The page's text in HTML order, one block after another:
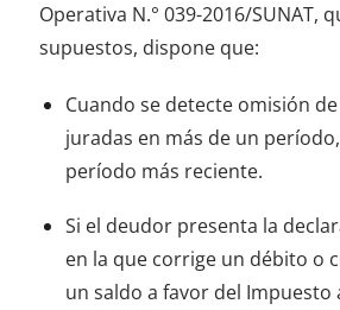
Operativa N.° 039-2016/SUNAT,
supuestos, dispone que:
Cuando se detecte omisión
juradas en más de un
período más reciente.
Si el deudor presenta la
en la que corrige un débito o
un saldo a favor del Impuesto